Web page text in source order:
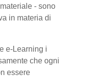
- sono
in materia di
e-Learning i
che ogni
essere